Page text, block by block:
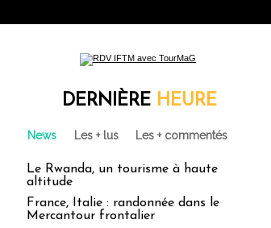
DERNIÈRE HEURE
News Les + lus Les + commentés
Le Rwanda, un tourisme à haute
altitude
France, Italie : randonnée dans le
Mercantour frontalier